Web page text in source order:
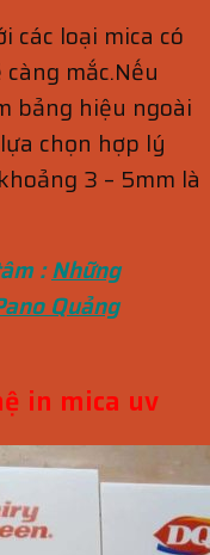
các loại mica có
mắc.Nếu
bảng hiệu ngoài
chọn hợp lý
3 – 5mm là
:Những
Quảng
in mica uv